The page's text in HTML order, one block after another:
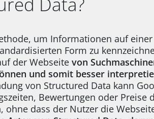
um Informationen auf
Form zu
der Webseite von
und somit besser
von Structured Data kann
Bewertungen oder Preise
ohne dass der Nutzer die